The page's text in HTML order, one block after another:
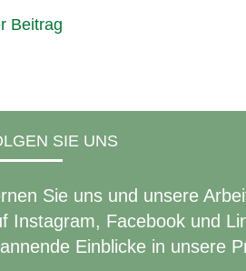
Beitrag
SIE UNS
Sie uns und unsere
Instagram, Facebook und
Einblicke in unsere